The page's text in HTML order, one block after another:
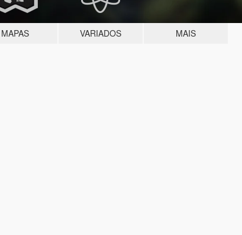
MAPAS VARIADOS MAIS